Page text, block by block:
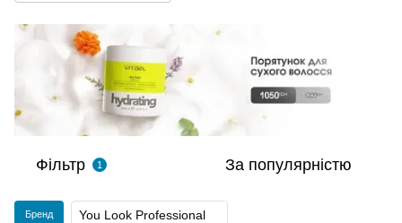
Фільтр 1 За популярністю
Бренд You Look Professional